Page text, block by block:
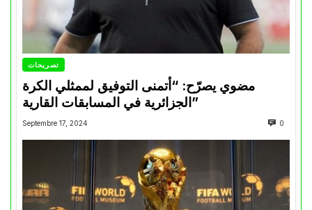
تصريحات
مضوي يصرّح: “أتمنى التوفيق لممثلي الكرة
الجزائرية في المسابقات القارية”
Septembre 17, 2024 0